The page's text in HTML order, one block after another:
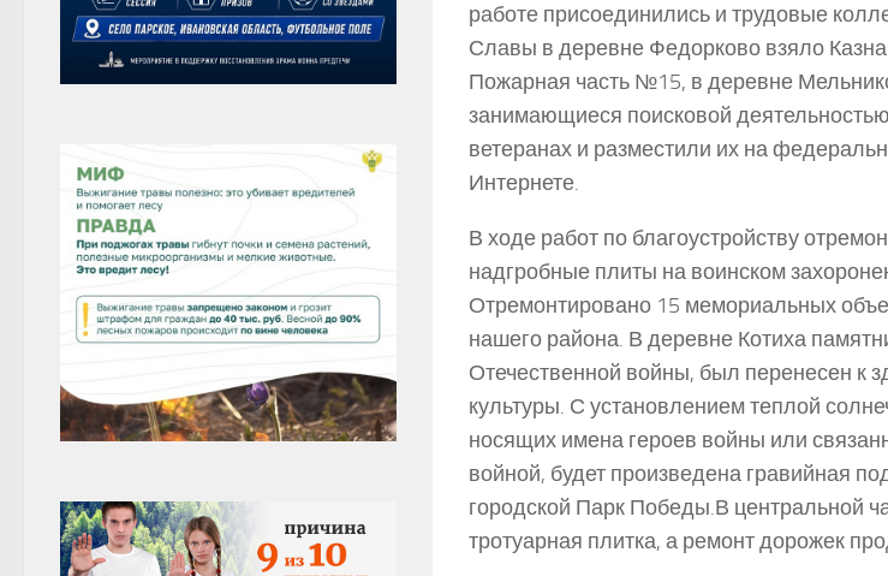
работе присоединились и трудовые
Славы в деревне Федорково взяло
Пожарная часть №15, в деревне
занимающиеся поисковой
ветеранах и разместили их на
Интернете.
В ходе работ по благоустройству
надгробные плиты на воинском
Отремонтировано 15 мемориальных
нашего района. В деревне Котиха
Отечественной войны, был перенесен к
культуры. С установлением теплой
носящих имена героев войны или
войной, будет произведена гравийная
городской Парк Победы.В центральной
тротуарная плитка, а ремонт дорожек